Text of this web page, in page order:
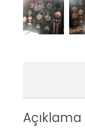
Açıklama